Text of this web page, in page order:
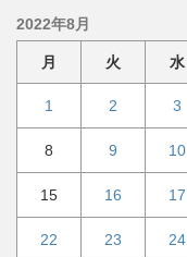
イ
2022年8月
月 火 水
1 2 3
8 9 10
15 16 17
22 23 24